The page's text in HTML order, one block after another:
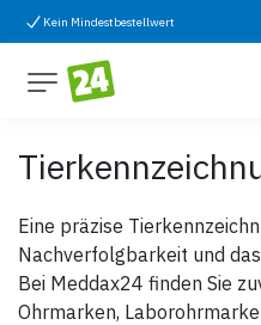
Zum Inhalt springen
Kein Mindestbestellwert
Eine präzise
Nachverfolgbarkeit und
Bei Meddax24 finden Sie
Ohrmarken,